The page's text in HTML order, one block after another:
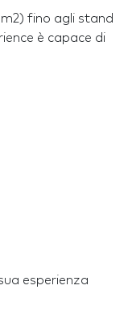
fino agli stand
è capace di
esperienza